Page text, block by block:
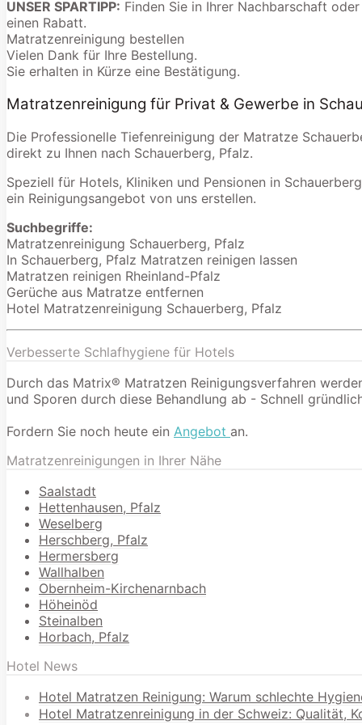
UNSER SPARTIPP: Finden Sie in Ihrer Nachbarschaft
einen Rabatt.
Matratzenreinigung bestellen
Vielen Dank für Ihre Bestellung.
Sie erhalten in Kürze eine Bestätigung.
Matratzenreinigung für Privat & Gewerbe in
Die Professionelle Tiefenreinigung der Matratze
direkt zu Ihnen nach Schauerberg, Pfalz.
Speziell für Hotels, Kliniken und Pensionen in
ein Reinigungsangebot von uns erstellen.
Suchbegriffe:
Matratzenreinigung Schauerberg, Pfalz
In Schauerberg, Pfalz Matratzen reinigen lassen
Matratzen reinigen Rheinland-Pfalz
Gerüche aus Matratze entfernen
Hotel Matratzenreinigung Schauerberg, Pfalz
Verbesserte Schlafhygiene für Hotels
Durch das Matrix® Matratzen Reinigungsverfahren
und Sporen durch diese Behandlung ab - Schnell
Fordern Sie noch heute ein Angebot an.
Matratzenreinigungen in Ihrer Nähe
Saalstadt
Hettenhausen, Pfalz
Weselberg
Herschberg, Pfalz
Hermersberg
Wallhalben
Obernheim-Kirchenarnbach
Höheinöd
Steinalben
Horbach, Pfalz
Hotel News
Hotel Matratzen Reinigung: Warum schlechte
Hotel Matratzenreinigung in der Schweiz: Qualität,